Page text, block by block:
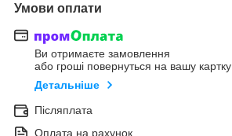
Умови оплати
Ви отримаєте замовлення
або гроші повернуться на вашу картку
Детальніше
Післяплата
Оплата на рахунок